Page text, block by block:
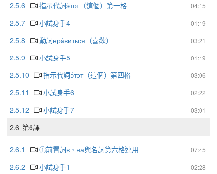
2.5.6
04:15
指示代詞э́тот（這個）第一格
2.5.7
01:19
小試身手4
2.5.8
03:21
動詞нра́виться（喜歡）
2.5.9
01:19
小試身手5
2.5.10
03:06
指示代詞э́тот（這個）第四格
2.5.11
02:22
小試身手6
2.5.12
03:01
小試身手7
2.6 第6課
2.6.1 07:45
①前置詞в、на與名詞第六格連用
2.6.2
02:28
小試身手1